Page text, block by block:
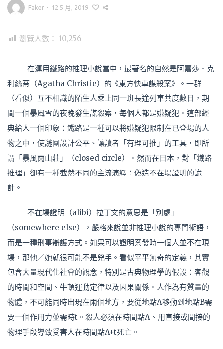
Faker • 12 5 月, 2019
瀏覽人數： 10,256
在運用鐵路的推理小說當中，最著名的自然是阿嘉莎．克
利絲蒂（Agatha Christie）的《東方快車謀殺案》。一群
（看似）互不相識的陌生人乘上同一班長途列車共度數日，期
間一個暴風雪的夜晚發生謀殺案，每個人都是嫌疑犯。這部經
典給人一個印象：鐵路是一種可以將嫌疑犯限制在已登場的人
物之中，使謎團設計公平、讓讀者「有理可推」的工具，即所
謂「暴風雨山莊」（closed circle）。然而在日本，對「鐵路
推理」卻有一種截然不同的主流演繹：偽造不在場證明的詭
計。
不在場證明（alibi）拉丁文的意思是「別處」
（somewhere else），嚴格來說並非推理小說的專門術語，
而是一種刑事辯護方式。如果可以證明案發時一個人並不在現
場，那他／她就很可能不是兇手。看似平平無奇的定義，其實
包含大量現代化社會的觀念，特別是古典物理學的假設：客觀
的時間和空間、牛頓運動定律以及因果關係。人作為有質量的
物體，不可能同時出現在兩個地方，要從地點A移動到地點B需
要一個作用力並需時t。殺人必須在時間點A、用直接或間接的
物理手段導致受害人在時間點A+t死亡。